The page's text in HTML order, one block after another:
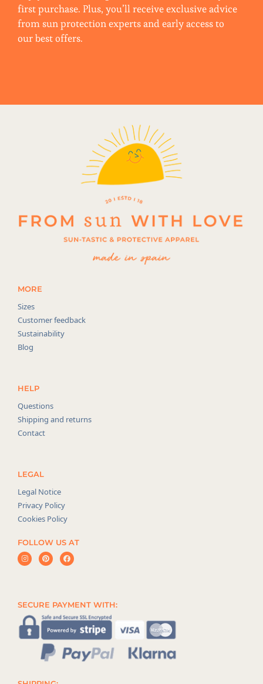
first purchase. Plus, you’ll receive exclusive advice
from sun protection experts and early access to
our best offers.
MORE
Sizes
Customer feedback
Sustainability
Blog
HELP
Questions
Shipping and returns
Contact
LEGAL
Legal Notice
Privacy Policy
Cookies Policy
FOLLOW US AT
SECURE PAYMENT WITH: